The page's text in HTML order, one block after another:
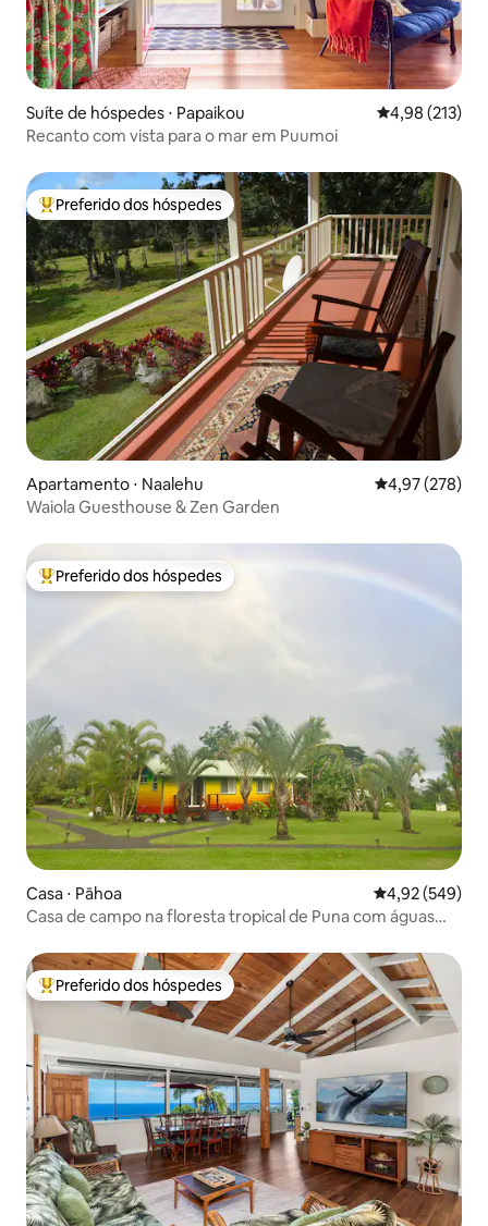
Suíte de hóspedes ⋅ Papaikou 4,98 de uma
4,98 (213)
Recanto com vista para o mar em Puumoi
Entre os melhores preferidos dos hóspedes
Preferido dos hóspedes
Apartamento ⋅ Naalehu 4,97 de uma
4,97 (278)
Waiola Guesthouse & Zen Garden
Entre os melhores preferidos dos hóspedes
Preferido dos hóspedes
Casa ⋅ Pāhoa 4,92 de uma
4,92 (549)
Casa de campo na floresta tropical de Puna com águas
Entre os melhores preferidos dos hóspedes
Preferido dos hóspedes